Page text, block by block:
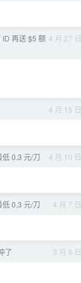
4 月 27 日
再送 $5 额
4 月 15 日
4 月 10 日
0.3 元/刀
4 月 7 日
0.3 元/刀
3 月 6 日
了